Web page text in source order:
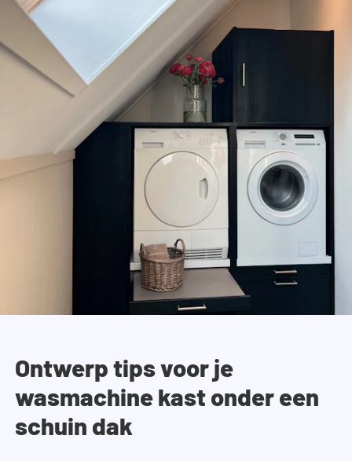
Ontwerp tips voor je
wasmachine kast onder een
schuin dak